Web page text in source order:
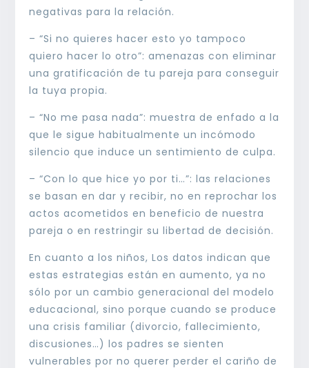
negativas para la relación.
– “Si no quieres hacer esto yo tampoco
quiero hacer lo otro”: amenazas con eliminar
una gratificación de tu pareja para conseguir
la tuya propia.
– “No me pasa nada”: muestra de enfado a la
que le sigue habitualmente un incómodo
silencio que induce un sentimiento de culpa.
– “Con lo que hice yo por ti…”: las relaciones
se basan en dar y recibir, no en reprochar los
actos acometidos en beneficio de nuestra
pareja o en restringir su libertad de decisión.
En cuanto a los niños, Los datos indican que
estas estrategias están en aumento, ya no
sólo por un cambio generacional del modelo
educacional, sino porque cuando se produce
una crisis familiar (divorcio, fallecimiento,
discusiones…) los padres se sienten
vulnerables por no querer perder el cariño de